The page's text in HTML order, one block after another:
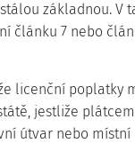
základnou. V
článku 7 nebo
licenční poplatky
jestliže
útvar nebo